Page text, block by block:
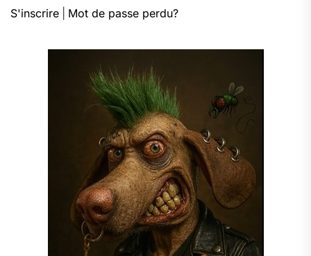
S'inscrire Mot de passe perdu?